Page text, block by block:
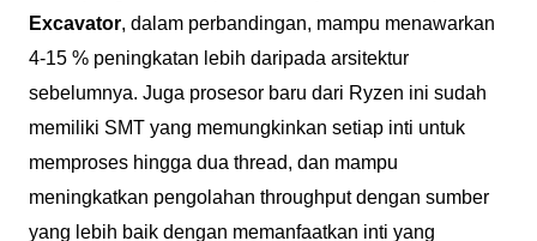
Excavator, dalam perbandingan, mampu menawarkan
4-15 % peningkatan lebih daripada arsitektur
sebelumnya. Juga prosesor baru dari Ryzen ini sudah
memiliki SMT yang memungkinkan setiap inti untuk
memproses hingga dua thread, dan mampu
meningkatkan pengolahan throughput dengan sumber
yang lebih baik dengan memanfaatkan inti yang